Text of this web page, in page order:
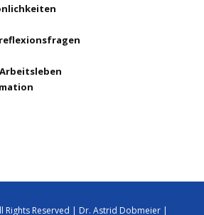
Rights Reserved | Dr. Astrid Dobmeier |